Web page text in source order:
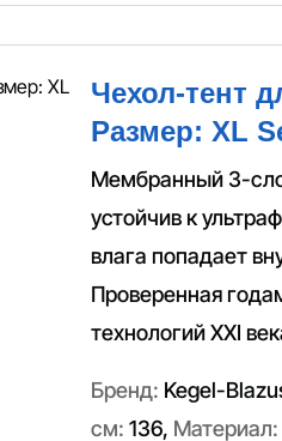
Чехол-тент
Размер: XL
Мембранный 3-
устойчив к
влага попадает
Проверенная
технологий XXI
Бренд: Kegel-
см: 136, Материал: